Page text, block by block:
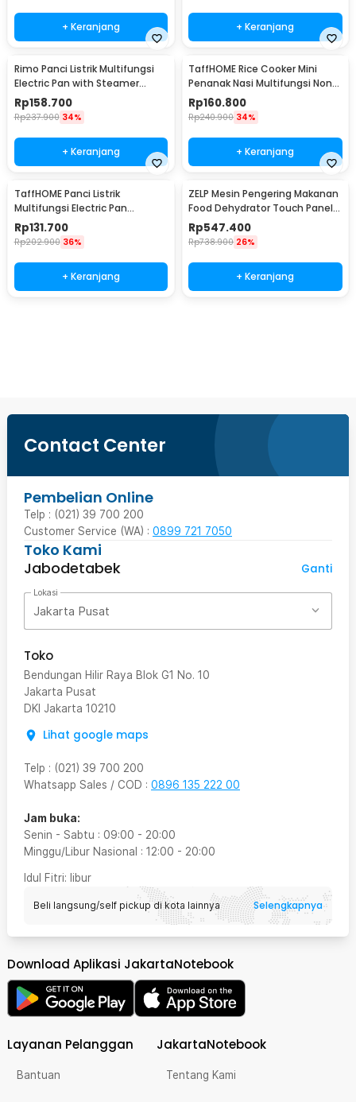
+ Keranjang + Keranjang
Rimo Panci Listrik Multifungsi
Electric Pan with Steamer
600W - SDD-18D
Rp158.700
Rp237.900 34%
+ Keranjang
TaffHOME Rice Cooker Mini
Penanak Nasi Multifungsi Non
Stick 1.8L 450W - JKS16S
Rp160.800
Rp240.900 34%
+ Keranjang
TaffHOME Panci Listrik
Multifungsi Electric Pan
NonStick 1.7L 700W - JKS18
Rp131.700
Rp202.900 36%
+ Keranjang
ZELP Mesin Pengering Makanan
Food Dehydrator Touch Panel 8
Layer 400W - RZ-166
Rp547.400
Rp738.900 26%
+ Keranjang
Contact Center
Pembelian Online
Telp : (021) 39 700 200
Customer Service (WA) : 0899 721 7050
Toko Kami
Jabodetabek
Ganti
Lokasi
Jakarta Pusat
Toko
Bendungan Hilir Raya Blok G1 No. 10
Jakarta Pusat
DKI Jakarta 10210
Lihat google maps
Telp : (021) 39 700 200
Whatsapp Sales / COD : 0896 135 222 00
Jam buka:
Senin - Sabtu : 09:00 - 20:00
Minggu/Libur Nasional : 12:00 - 20:00
Idul Fitri: libur
Beli langsung/self pickup di kota lainnya Selengkapnya
Download Aplikasi JakartaNotebook
Layanan Pelanggan
Bantuan
JakartaNotebook
Tentang Kami